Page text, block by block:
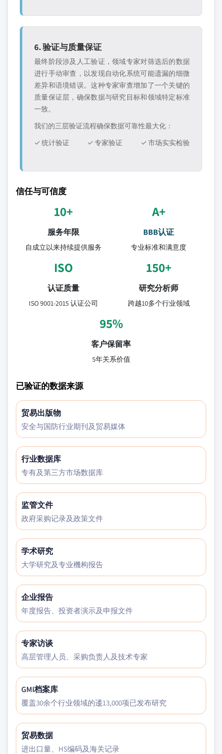
6. 验证与质量保证
最终阶段涉及人工验证，领域专家对筛选后的数据
进行手动审查，以发现自动化系统可能遗漏的细微
差异和语境错误。这种专家审查增加了一个关键的
质量保证层，确保数据与研究目标和领域特定标准
一致。
我们的三层验证流程确保数据可靠性最大化：
✓ 统计验证
✓ 专家验证 ✓ 市场实实检验
信任与可信度
10+
服务年限
自成立以来持续提供服务
A+
BBB认证
专业标准和满意度
ISO
认证质量
ISO 9001-2015 认证公司
150+
研究分析师
跨越10多个行业领域
95%
客户保留率
5年关系价值
已验证的数据来源
贸易出版物
安全与国防行业期刊及贸易媒体
行业数据库
专有及第三方市场数据库
监管文件
政府采购记录及政策文件
学术研究
大学研究及专业機构报告
企业报告
年度报告、投资者演示及申报文件
专家访谈
高层管理人员、采购负责人及技术专家
GMI档案库
覆盖30余个行业领域的逶13,000项已发布研究
贸易数据
进出口量、HS编码及海关记录